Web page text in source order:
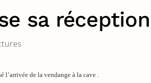
sa
l’arrivée de la vendange à la cave .